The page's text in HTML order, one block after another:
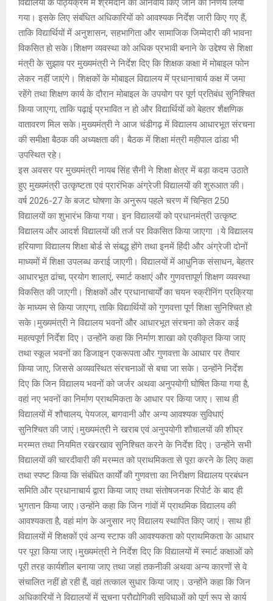
विद्यालयों के पाठ्यक्रम में श्रमदान को अनिवार्य किए जाने का निर्णय लिया
गया। इसके लिए संबंधित अधिकारियों को आवश्यक निर्देश जारी किए गए हैं,
ताकि विद्यार्थियों में अनुशासन, सहभागिता और सामाजिक जिम्मेदारी की भावना
विकसित हो सके।शिक्षण व्यवस्था को अधिक प्रभावी बनाने के उद्देश्य से शिक्षा
मंत्री के सुझाव पर मुख्यमंत्री ने निर्देश दिए कि शिक्षक कक्षा में मोबाइल फोन
लेकर नहीं जाएंगे। शिक्षकों के मोबाइल विद्यालय में प्रधानाचार्य कक्ष में जमा
रहेंगे तथा शिक्षण कार्य के दौरान मोबाइल के उपयोग पर पूर्ण प्रतिबंध सुनिश्चित
किया जाएगा, ताकि पढ़ाई प्रभावित न हो और विद्यार्थियों को बेहतर शैक्षणिक
वातावरण मिल सके।मुख्यमंत्री ने आज चंडीगढ़ में विद्यालय आधारभूत संरचना
की समीक्षा बैठक की अध्यक्षता की। बैठक में शिक्षा मंत्री महीपाल ढांडा भी
उपस्थित रहे।
इस अवसर पर मुख्यमंत्री नायब सिंह सैनी ने शिक्षा क्षेत्र में बड़ा कदम उठाते
हुए मुख्यमंत्री उत्कृष्टता एवं प्रारंभिक अंग्रेजी विद्यालयों की शुरुआत की।
वर्ष 2026-27 के बजट घोषणा के अनुरूप पहले चरण में चिन्हित 250
विद्यालयों का शुभारंभ किया गया। इन विद्यालयों को प्रधानमंत्री उत्कृष्ट
विद्यालय और आदर्श विद्यालयों की तर्ज पर विकसित किया जाएगा ।ये विद्यालय
हरियाणा विद्यालय शिक्षा बोर्ड से संबद्ध होंगे तथा इनमें हिंदी और अंग्रेजी दोनों
माध्यमों में शिक्षा उपलब्ध कराई जाएगी। विद्यालयों में आधुनिक संसाधन, बेहतर
आधारभूत ढांचा, प्रयोग शालाएं, स्मार्ट कक्षाएं और गुणवत्तापूर्ण शिक्षण व्यवस्था
विकसित की जाएगी। शिक्षकों और प्रधानाचार्यों का चयन स्क्रीनिंग प्रक्रिया
के माध्यम से किया जाएगा, ताकि विद्यार्थियों को गुणवत्ता पूर्ण शिक्षा सुनिश्चित हो
सके।मुख्यमंत्री ने विद्यालय भवनों और आधारभूत संरचना को लेकर कई
महत्वपूर्ण निर्देश दिए। उन्होंने कहा कि निर्माण शाखा को एकीकृत किया जाए
तथा स्कूल भवनों का डिजाइन एकरूपता और गुणवत्ता के आधार पर तैयार
किया जाए, जिससे अव्यवस्थित संरचनाओं से बचा जा सके। उन्होंने निर्देश
दिए कि जिन विद्यालय भवनों को जर्जर अथवा अनुपयोगी घोषित किया गया है,
वहां नए भवनों का निर्माण प्राथमिकता के आधार पर किया जाए। साथ ही
विद्यालयों में शौचालय, पेयजल, बागवानी और अन्य आवश्यक सुविधाएं
सुनिश्चित की जाएं।मुख्यमंत्री ने खराब एवं अनुपयोगी शौचालयों की शीघ्र
मरम्मत तथा नियमित रखरखाव सुनिश्चित करने के निर्देश दिए। उन्होंने सभी
विद्यालयों की चारदीवारी की मरम्मत को प्राथमिकता से पूरा करने के लिए कहा
तथा स्पष्ट किया कि संबंधित कार्यों की गुणवत्ता का निरीक्षण विद्यालय प्रबंधन
समिति और प्रधानाचार्य द्वारा किया जाए तथा संतोषजनक रिपोर्ट के बाद ही
भुगतान किया जाए।उन्होंने कहा कि जिन गांवों में प्राथमिक विद्यालय की
आवश्यकता है, वहां मांग के अनुसार नए विद्यालय स्थापित किए जाएं। साथ ही
विद्यालयों में शिक्षकों एवं अन्य स्टाफ की आवश्यकता को प्राथमिकता के आधार
पर पूरा किया जाए।मुख्यमंत्री ने निर्देश दिए कि विद्यालयों में स्मार्ट कक्षाओं को
पूरी तरह कार्यशील बनाया जाए तथा जहां तकनीकी अथवा अन्य कारणों से वे
संचालित नहीं हो रही हैं, वहां तत्काल सुधार किया जाए। उन्होंने कहा कि जिन
अधिकारियों ने विद्यालयों में सूचना प्रौद्योगिकी सुविधाओं को पूर्ण रूप से कार्य